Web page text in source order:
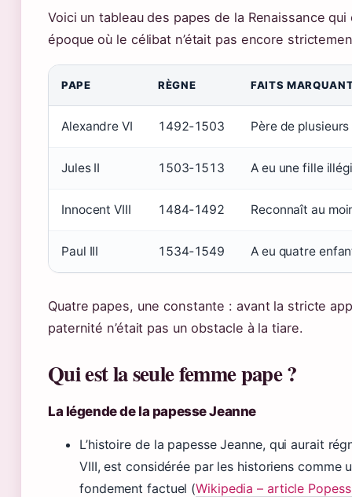
Voici un tableau des papes de la Renaissance
époque où le célibat n’était pas encore
PAPE RÈGNE FAITS
Alexandre VI 1492‑1503 Père de
Jules II 1503‑1513 A eu une fille
Innocent VIII 1484‑1492 Reconnaît au
Paul III 1534‑1549 A eu quatre
Quatre papes, une constante : avant la stricte
paternité n’était pas un obstacle à la tiare.
Qui est la seule femme pape ?
La légende de la papesse Jeanne
L’histoire de la papesse Jeanne, qui aurait
VIII, est considérée par les historiens comme
fondement factuel (Wikipedia – article